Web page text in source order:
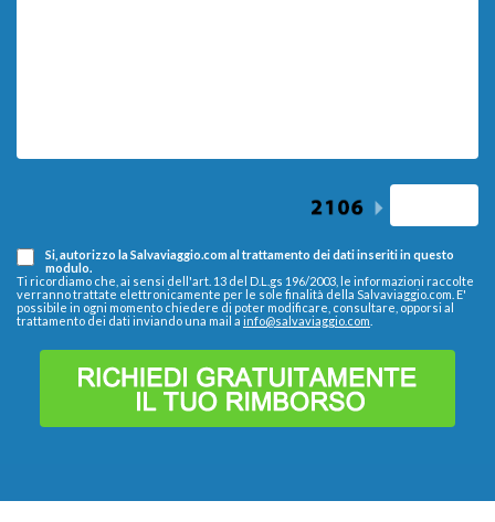
Si, autorizzo la Salvaviaggio.com al trattamento dei dati inseriti in questo
modulo.
Ti ricordiamo che, ai sensi dell'art. 13 del D.L.gs 196/2003, le informazioni raccolte
verranno trattate elettronicamente per le sole finalità della Salvaviaggio.com. E'
possibile in ogni momento chiedere di poter modificare, consultare, opporsi al
trattamento dei dati inviando una mail a info@salvaviaggio.com